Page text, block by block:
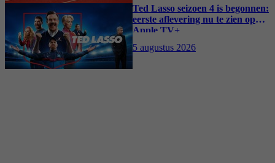
Ted Lasso seizoen 4 is begonnen:
eerste aflevering nu te zien op
Apple TV+
5 augustus 2026